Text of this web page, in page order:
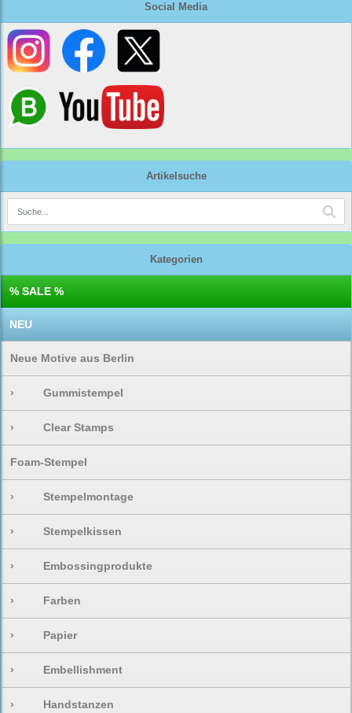
Social Media
Artikelsuche
Kategorien
% SALE %
NEU
Neue Motive aus Berlin
› Gummistempel
› Clear Stamps
Foam-Stempel
› Stempelmontage
› Stempelkissen
› Embossingprodukte
› Farben
› Papier
› Embellishment
› Handstanzen